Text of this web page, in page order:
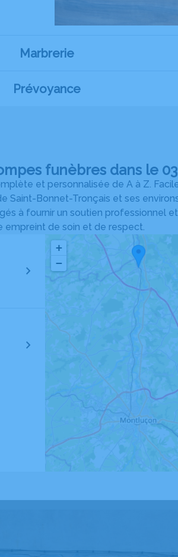
Marbrerie
Prévoyance
funèbres dans le
et personnalisée de A à Z.
Saint-Bonnet-Tronçais et ses
à fournir un soutien professionnel
empreint de soin et de respect.
+
−